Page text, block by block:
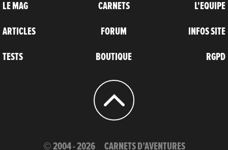
LE MAG
ARTICLES
TESTS
CARNETS
FORUM
BOUTIQUE
L'EQUIPE
INFOS SITE
RGPD
© 2004 - 2026 CARNETS D’AVENTURES